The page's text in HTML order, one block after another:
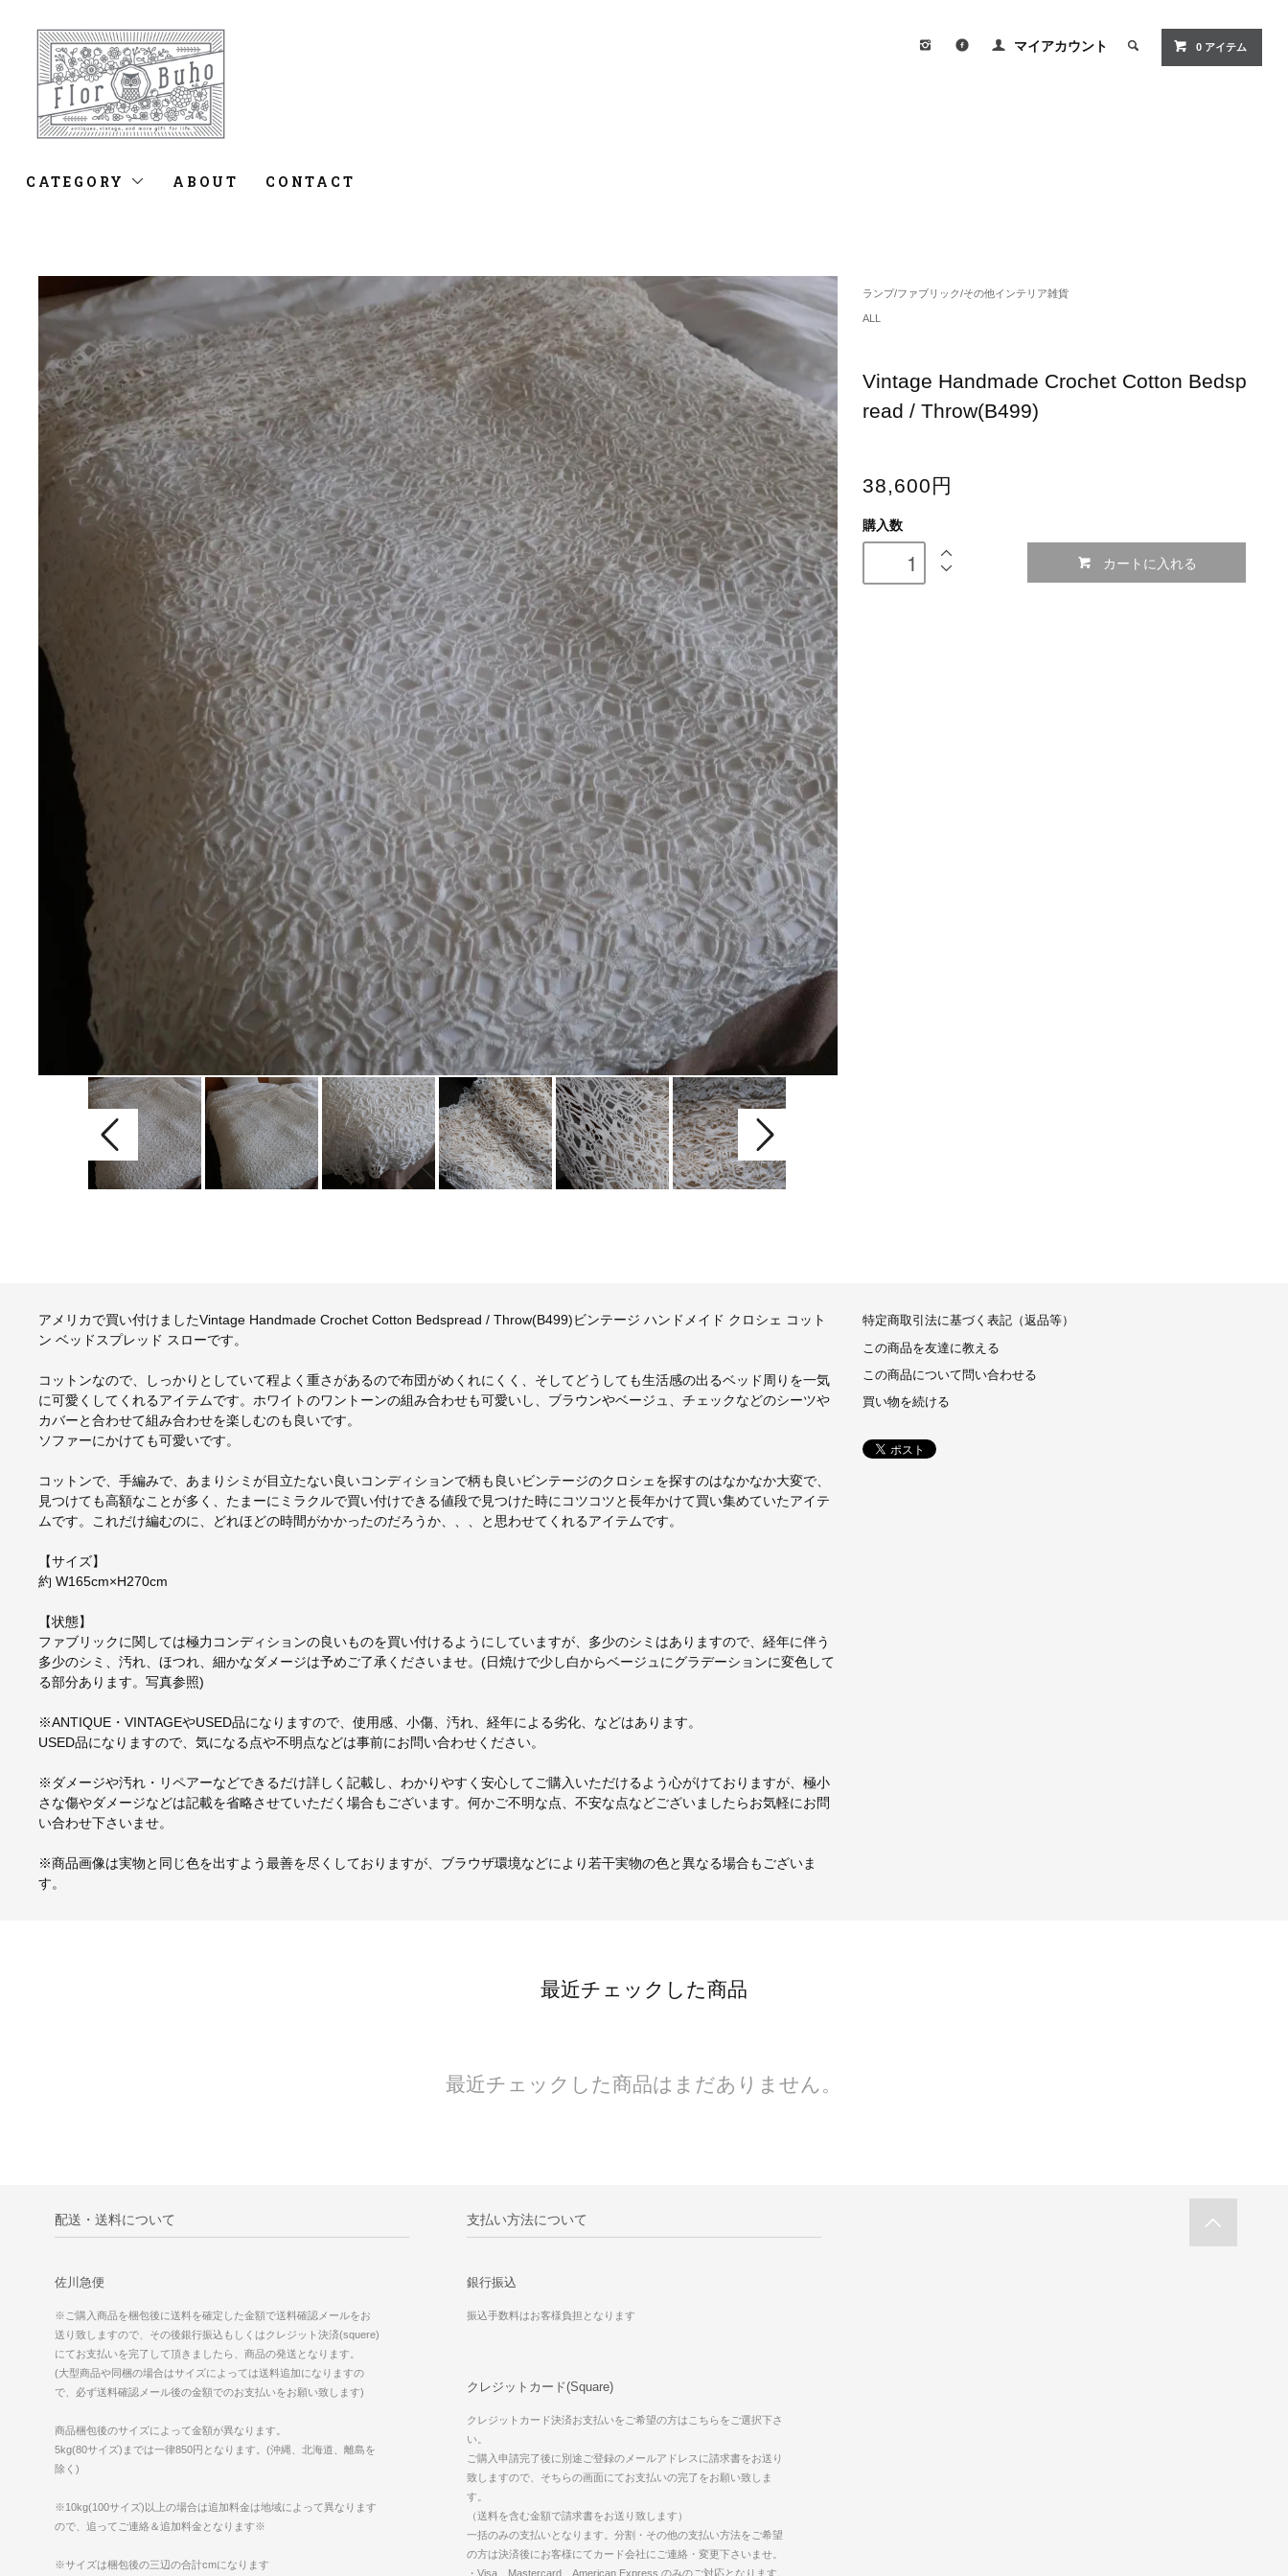
マイアカウント 0 アイテム
CATEGORY ABOUT CONTACT
ランプ/ファブリック/その他インテリア雑貨
ALL
Vintage Handmade Crochet Cotton Bedsp
read / Throw(B499)
38,600円
購入数
カートに入れる
アメリカで買い付けましたVintage Handmade Crochet Cotton Bedspread / Throw(B499)ビンテージ ハンドメイド クロシェ コット
ン ベッドスプレッド スローです。
コットンなので、しっかりとしていて程よく重さがあるので布団がめくれにくく、そしてどうしても生活感の出るベッド周りを一気
に可愛くしてくれるアイテムです。ホワイトのワントーンの組み合わせも可愛いし、ブラウンやベージュ、チェックなどのシーツや
カバーと合わせて組み合わせを楽しむのも良いです。
ソファーにかけても可愛いです。
コットンで、手編みで、あまりシミが目立たない良いコンディションで柄も良いビンテージのクロシェを探すのはなかなか大変で、
見つけても高額なことが多く、たまーにミラクルで買い付けできる値段で見つけた時にコツコツと長年かけて買い集めていたアイテ
ムです。これだけ編むのに、どれほどの時間がかかったのだろうか、、、と思わせてくれるアイテムです。
【サイズ】
約 W165cm×H270cm
【状態】
ファブリックに関しては極力コンディションの良いものを買い付けるようにしていますが、多少のシミはありますので、経年に伴う
多少のシミ、汚れ、ほつれ、細かなダメージは予めご了承くださいませ。(日焼けで少し白からベージュにグラデーションに変色して
る部分あります。写真参照)
※ANTIQUE・VINTAGEやUSED品になりますので、使用感、小傷、汚れ、経年による劣化、などはあります。
USED品になりますので、気になる点や不明点などは事前にお問い合わせください。
※ダメージや汚れ・リペアーなどできるだけ詳しく記載し、わかりやすく安心してご購入いただけるよう心がけておりますが、極小
さな傷やダメージなどは記載を省略させていただく場合もございます。何かご不明な点、不安な点などございましたらお気軽にお問
い合わせ下さいませ。
※商品画像は実物と同じ色を出すよう最善を尽くしておりますが、ブラウザ環境などにより若干実物の色と異なる場合もございま
す。
特定商取引法に基づく表記（返品等）
この商品を友達に教える
この商品について問い合わせる
買い物を続ける
最近チェックした商品
最近チェックした商品はまだありません。
配送・送料について
佐川急便
※ご購入商品を梱包後に送料を確定した金額で送料確認メールをお
送り致しますので、その後銀行振込もしくはクレジット決済(squere)
にてお支払いを完了して頂きましたら、商品の発送となります。
(大型商品や同梱の場合はサイズによっては送料追加になりますの
で、必ず送料確認メール後の金額でのお支払いをお願い致します)
商品梱包後のサイズによって金額が異なります。
5kg(80サイズ)までは一律850円となります。(沖縄、北海道、離島を
除く)
※10kg(100サイズ)以上の場合は追加料金は地域によって異なります
ので、追ってご連絡＆追加料金となります※
※サイズは梱包後の三辺の合計cmになります
支払い方法について
銀行振込
振込手数料はお客様負担となります
クレジットカード(Square)
クレジットカード決済お支払いをご希望の方はこちらをご選択下さ
い。
ご購入申請完了後に別途ご登録のメールアドレスに請求書をお送り
致しますので、そちらの画面にてお支払いの完了をお願い致しま
す。
（送料を含む金額で請求書をお送り致します）
一括のみの支払いとなります。分割・その他の支払い方法をご希望
の方は決済後にお客様にてカード会社にご連絡・変更下さいませ。
・Visa、Mastercard、American Express のみのご対応となります。